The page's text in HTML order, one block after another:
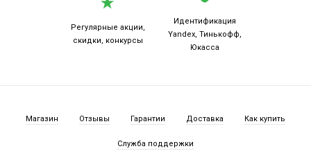
Регулярные акции,
скидки, конкурсы
Идентификация
Yandex, Тинькофф,
Юкасса
Магазин Отзывы Гарантии Доставка Как купить
Служба поддержки